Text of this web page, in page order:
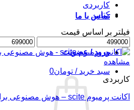
تماس با ما
ورود / عضویت
سبد خرید / تومان0
کاربردی
کتاب
فیلتر بر اساس قیمت
حداقل
قیمت
حداکثر
قیمت
مشاهده
کاربردی
اکانت پرمیوم scite – هوش مصنوعی برای پژوهش و تحقیقات